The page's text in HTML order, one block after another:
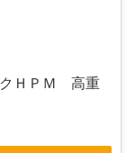
クＨＰＭ 高重